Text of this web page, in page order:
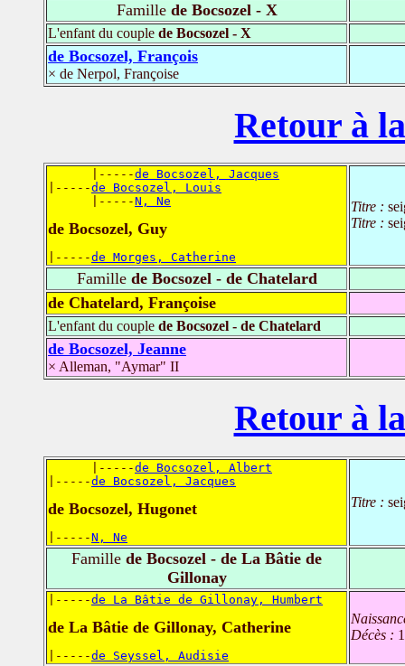
Famillede Bocsozel - X
L'enfant du couple de Bocsozel - X
de Bocsozel, François
× de Nerpol, Françoise
Retour à
      |-----
de Bocsozel, Jacques
|-----de Bocsozel, Louis
      |-----
N, Ne
de Bocsozel, Guy
|-----de Morges, Catherine
Titre :
Titre :
Famillede Bocsozel - de Chatelard
de Chatelard, Françoise
L'enfant du couple de Bocsozel - de Chatelard
de Bocsozel, Jeanne
× Alleman, "Aymar" II
Retour à
      |-----
de Bocsozel, Albert
|-----de Bocsozel, Jacques
de Bocsozel, Hugonet
|-----N, Ne
Titre :
Famille de Bocsozel - de La Bâtie de
Gillonay
|-----de La Bâtie de Gillonay, Humbert
de La Bâtie de Gillonay, Catherine
|-----de Seyssel, Audisie
Décès :